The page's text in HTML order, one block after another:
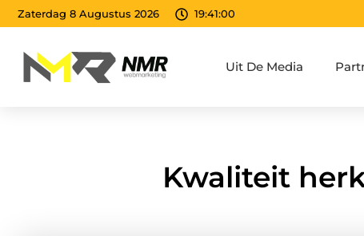
Zaterdag 8 Augustus 2026 19:41:02
Uit De Media
Kwaliteit